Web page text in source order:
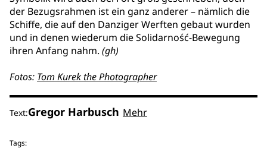
der Bezugsrahmen ist ein ganz anderer – nämlich die
Schiffe, die auf den Danziger Werften gebaut wurden
und in denen wiederum die Solidarność-Bewegung
ihren Anfang nahm. (gh)
Fotos: Tom Kurek the Photographer
Text:Gregor Harbusch Mehr
Tags: